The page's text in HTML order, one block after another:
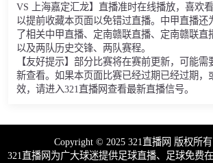
VS 上海嘉定汇龙】直播准时在线播放，喜欢
以提前收藏本页面以免错过直播。中甲直播还
了相关中甲直播、定南赣联直播、定南赣联直
以及两队历史交锋、两队赛程。
【友好提示】部分比赛将在赛前更新，可能需
新查看。如果本页面比赛已经过期已经过期，
效，请进入321直播网查看最新直播信号。
Copyright © 2025 321直播网 版权所有
321直播网为广大球迷提供足球直播、足球免费